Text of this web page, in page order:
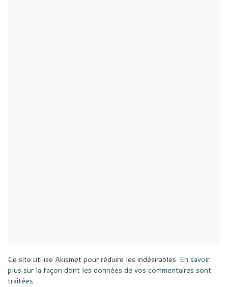
Ce site utilise Akismet pour réduire les indésirables. En savoir
plus sur la façon dont les données de vos commentaires sont
traitées.